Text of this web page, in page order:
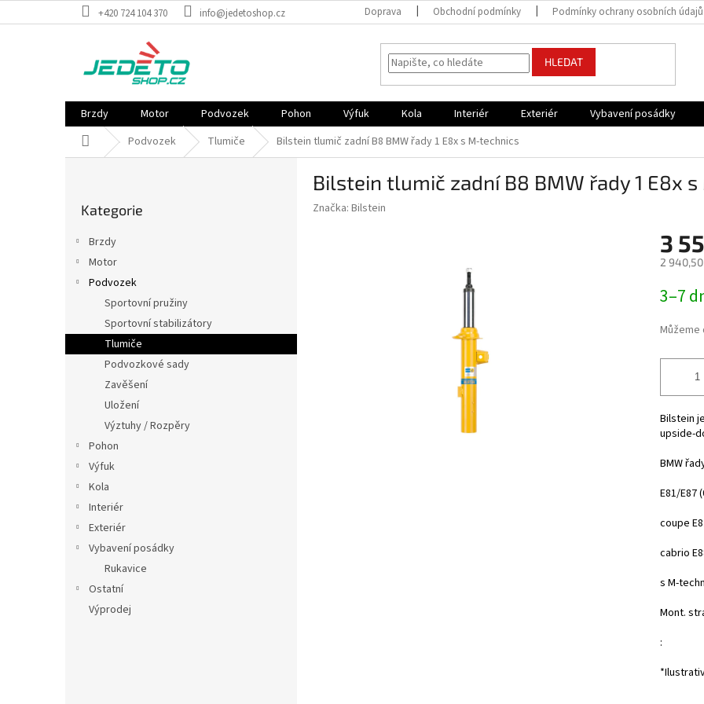
na
+420 724 104 370 info@jedetoshop.cz Doprava Obchodní podmínky Podmínky ochrany osobních údajů
HLEDAT
Brzdy Motor Podvozek Pohon Výfuk Kola Interiér Exteriér Vybavení posádky
Domů Podvozek Tlumiče Bilstein tlumič zadní B8 BMW řady 1 E8x s M-technics
a
n
kategorie
Kategorie
Brzdy
Motor
Podvozek
Sportovní pružiny
Sportovní stabilizátory
Tlumiče
Podvozkové sady
Zavěšení
Uložení
Výztuhy / Rozpěry
Pohon
Výfuk
Kola
Interiér
Exteriér
Vybavení posádky
Rukavice
Ostatní
Výprodej
Bilstein tlumič zadní B8 BMW řady 1 E8x
Značka: Bilstein
3
2 940,50
cena:
3–7
Můžeme
Bilstein
upside-
BMW
E81/E87(
coupe
cabrio
s M-
Mont.
: